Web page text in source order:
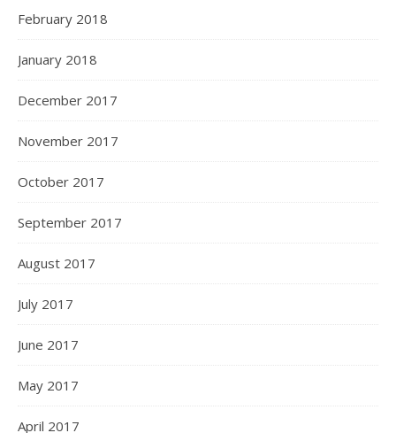
February 2018
January 2018
December 2017
November 2017
October 2017
September 2017
August 2017
July 2017
June 2017
May 2017
April 2017